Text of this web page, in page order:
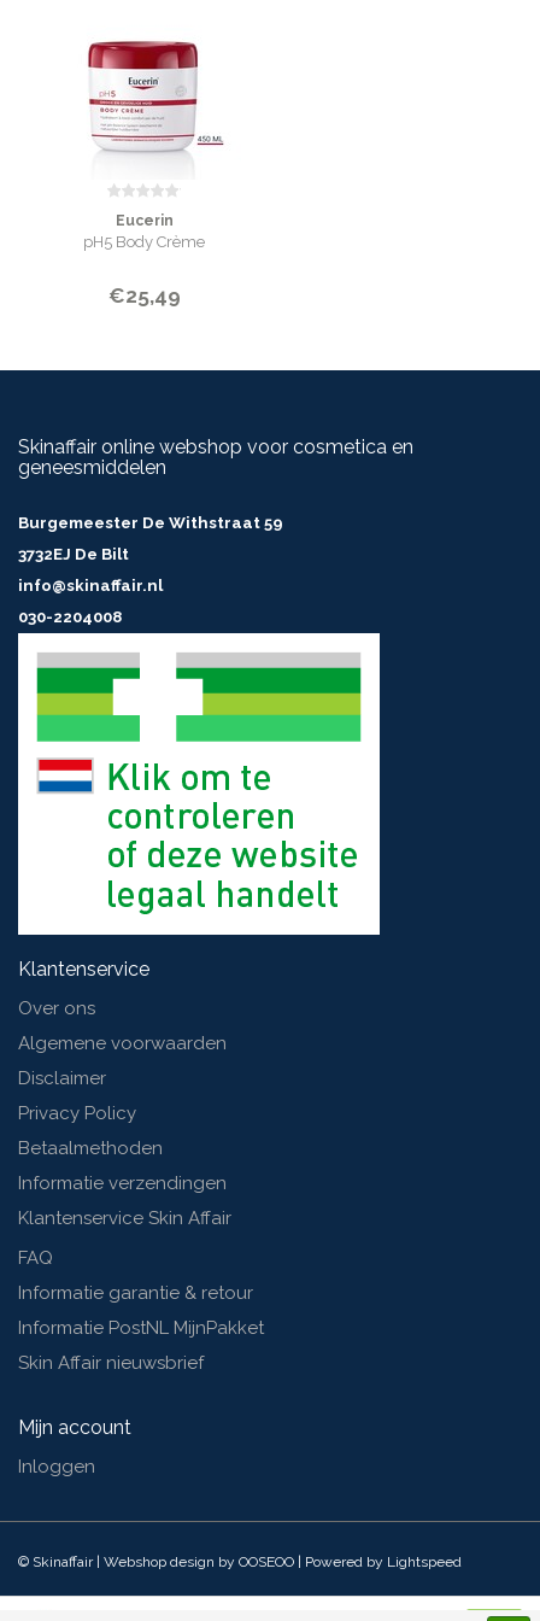
Eucerin
pH5 Body Crème
€25,49
Skinaffair online webshop voor cosmetica en
geneesmiddelen
Burgemeester De Withstraat 59
3732EJ De Bilt
info@skinaffair.nl
030-2204008
Klantenservice
Over ons
Algemene voorwaarden
Disclaimer
Privacy Policy
Betaalmethoden
Informatie verzendingen
Klantenservice Skin Affair
FAQ
Informatie garantie & retour
Informatie PostNL MijnPakket
Skin Affair nieuwsbrief
Mijn account
Inloggen
© Skinaffair | Webshop design by OOSEOO | Powered by Lightspeed